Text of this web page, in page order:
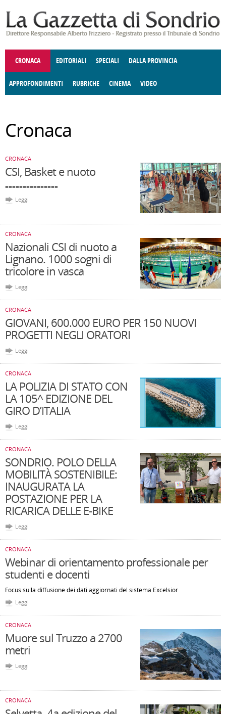
CRONACA EDITORIALI SPECIALI DALLA PROVINCIA
APPROFONDIMENTI
E SPETTACOLI POLITICA
RUBRICHE
DELLE IDEE FATTI DELLO SPIRITO
CINEMA VIDEO
Cronaca
CRONACA
CSI, Basket e nuoto
===============
Leggi
CRONACA
Nazionali CSI di nuoto a
Lignano. 1000 sogni di
tricolore in vasca
Leggi
CRONACA
GIOVANI, 600.000 EURO PER 150 NUOVI
PROGETTI NEGLI ORATORI
Leggi
CRONACA
LA POLIZIA DI STATO CON
LA 105^ EDIZIONE DEL
GIRO D’ITALIA
Leggi
CRONACA
SONDRIO. POLO DELLA
MOBILITÀ SOSTENIBILE:
INAUGURATA LA
POSTAZIONE PER LA
RICARICA DELLE E-BIKE
Leggi
CRONACA
Webinar di orientamento professionale per
studenti e docenti
Focus sulla diffusione dei dati aggiornati del sistema Excelsior
Leggi
CRONACA
Muore sul Truzzo a 2700
metri
Leggi
CRONACA